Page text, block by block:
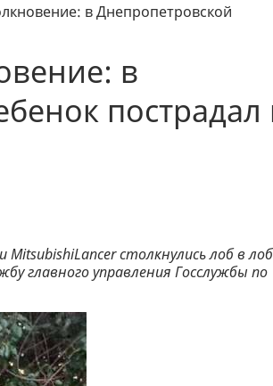
в Днепропетровской
в
пострадал
столкнулись лоб в
главного управления Госслужбы по